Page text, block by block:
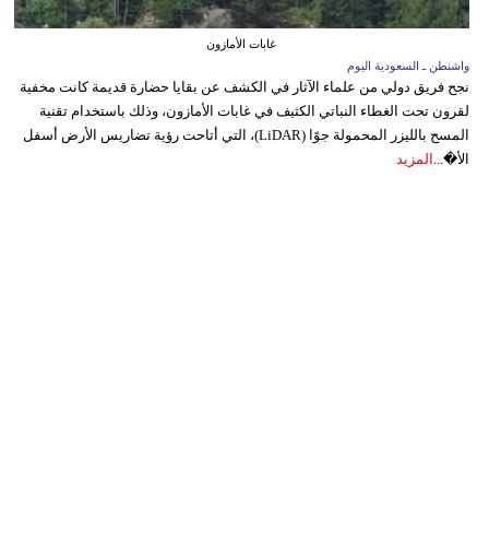
غابات الأمازون
واشنطن ـ السعودية اليوم
نجح فريق دولي من علماء الآثار في الكشف عن بقايا حضارة قديمة كانت مخفية
لقرون تحت الغطاء النباتي الكثيف في غابات الأمازون، وذلك باستخدام تقنية
المسح بالليزر المحمولة جوًا (LiDAR)، التي أتاحت رؤية تضاريس الأرض أسفل
الأ�... المزيد